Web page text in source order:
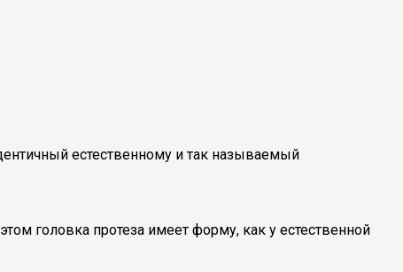
естественному и так называемый
головка протеза имеет форму, как у естественной